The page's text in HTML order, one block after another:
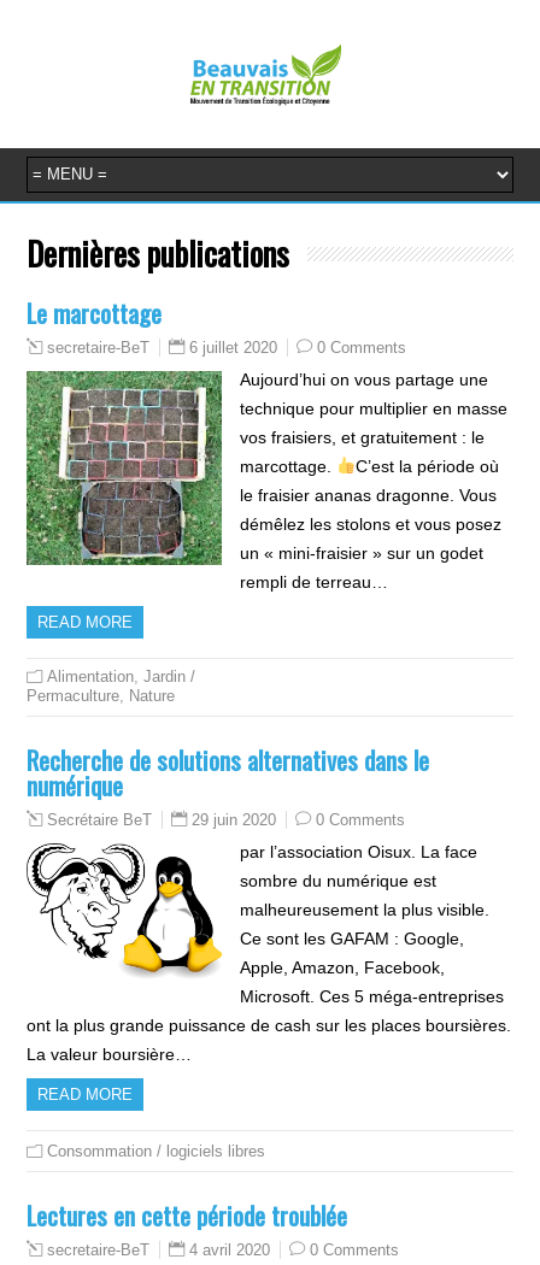
Dernières publications
Le marcottage
secretaire-BeT 6 juillet 2020 0 Comments
Aujourd’hui on vous partage une
technique pour multiplier en masse
vos fraisiers, et gratuitement : le
marcottage.
C’est la période où
le fraisier ananas dragonne. Vous
démêlez les stolons et vous posez
un « mini-fraisier » sur un godet
rempli de terreau…
READ MORE
Alimentation ,Jardin /
Permaculture Nature
Recherche de solutions alternatives dans le
numérique
Secrétaire BeT 29 juin 2020 0 Comments
par l’association Oisux. La face
sombre du numérique est
malheureusement la plus visible.
Ce sont les GAFAM : Google,
Apple, Amazon, Facebook,
Microsoft. Ces 5 méga-entreprises
ont la plus grande puissance de cash sur les places boursières.
La valeur boursière…
READ MORE
Consommation / logiciels libres
Lectures en cette période troublée
secretaire-BeT 4 avril 2020 0 Comments